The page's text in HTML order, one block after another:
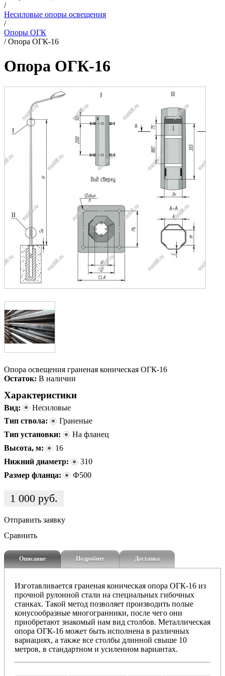
/
Несиловые опоры освещения
/
Опоры ОГК
/Опора ОГК-16
Опора ОГК-16
Опора освещения граненая коническая ОГК-16
Остаток: В наличии
Характеристики
Вид:
Несиловые
Тип ствола:
Граненые
Тип установки:
На фланец
Высота, м:
16
Нижний диаметр:
310
Размер фланца:
Ф500
1 000 руб.
Отправить заявку
Сравнить
Описание Подробнее Доставка
Изготавливается граненая коническая опора ОГК-16 из
прочной рулонной стали на специальных гибочных
станках. Такой метод позволяет производить полые
конусообразные многогранники, после чего они
приобретают знакомый нам вид столбов. Металлическая
опора ОГК-16 может быть исполнена в различных
вариациях, а также все столбы длинной свыше 10
метров, в стандартном и усиленном вариантах.